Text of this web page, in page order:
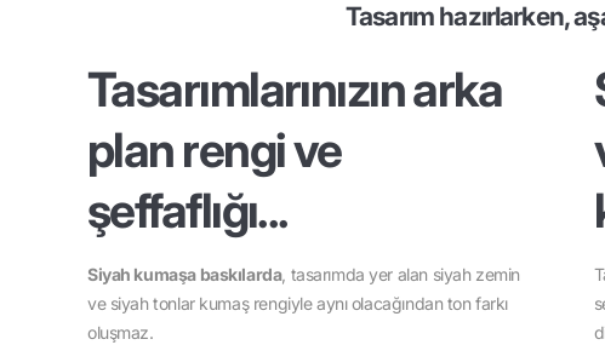
Tasarım hazırlarken,
Tasarımlarınızın arka
plan rengi ve
şeffaflığı...
Siyah kumaşa baskılarda, tasarımda yer alan siyah zemin
ve siyah tonlar kumaş rengiyle aynı olacağından ton farkı
oluşmaz.